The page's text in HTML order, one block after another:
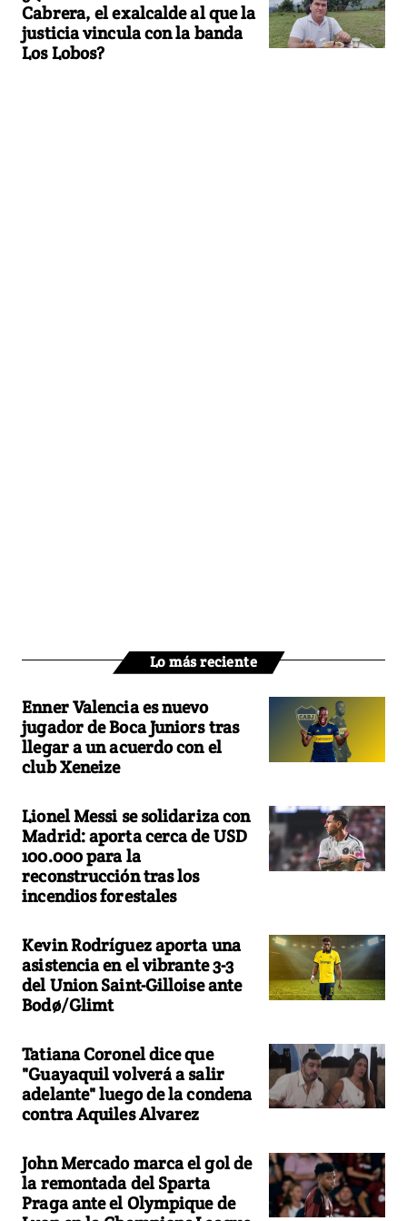
Cabrera, el exalcalde al que la
justicia vincula con la banda
Los Lobos?
Lo más reciente
Enner Valencia es nuevo
jugador de Boca Juniors tras
llegar a un acuerdo con el
club Xeneize
Lionel Messi se solidariza con
Madrid: aporta cerca de USD
100.000 para la
reconstrucción tras los
incendios forestales
Kevin Rodríguez aporta una
asistencia en el vibrante 3-3
del Union Saint-Gilloise ante
Bodø/Glimt
Tatiana Coronel dice que
"Guayaquil volverá a salir
adelante" luego de la condena
contra Aquiles Alvarez
John Mercado marca el gol de
la remontada del Sparta
Praga ante el Olympique de